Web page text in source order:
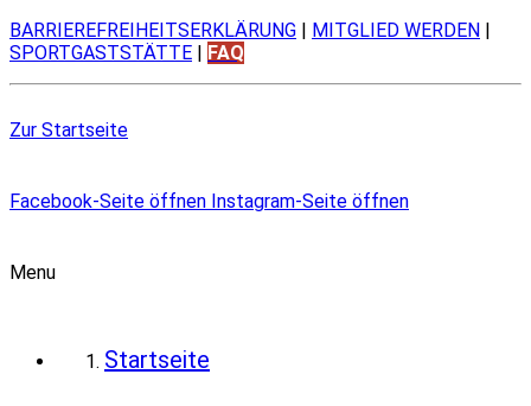
BARRIEREFREIHEITSERKLÄRUNG | MITGLIED WERDEN |
SPORTGASTSTÄTTE | FAQ
Zur Startseite
Facebook-Seite öffnen Instagram-Seite öffnen
Menu
Startseite